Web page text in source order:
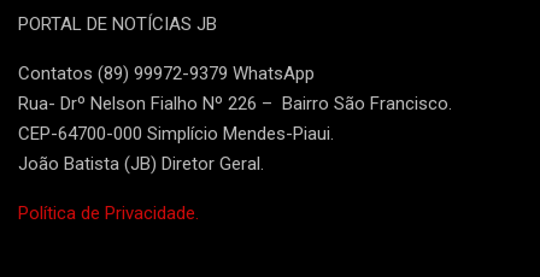
PORTAL DE NOTÍCIAS JB
Contatos (89) 99972-9379 WhatsApp
Rua- Drº Nelson Fialho Nº 226 – Bairro São Francisco.
CEP-64700-000 Simplício Mendes-Piaui.
João Batista (JB) Diretor Geral.
Política de Privacidade.